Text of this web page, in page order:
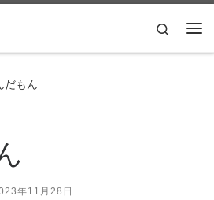
Search
だもん
年11月28日